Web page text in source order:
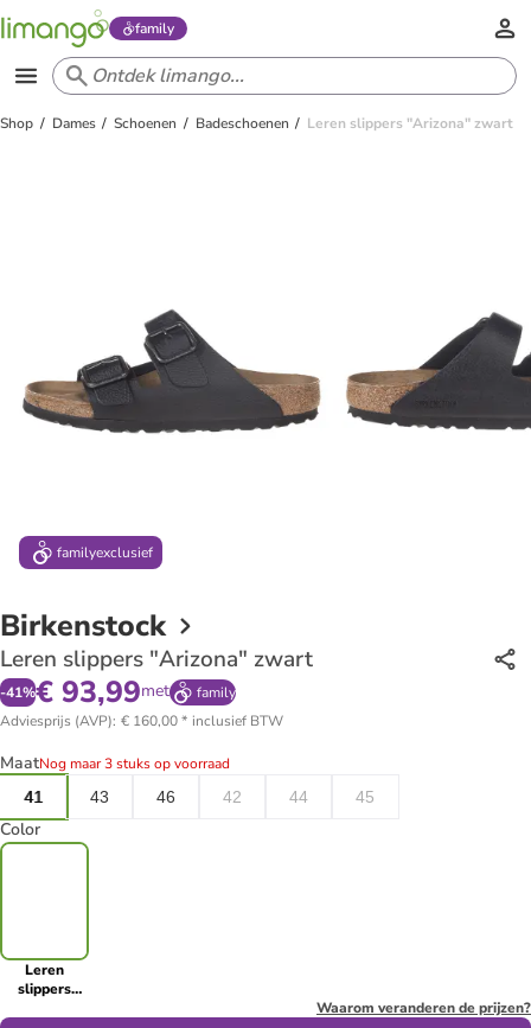
family
Shop Dames Schoenen Badeschoenen Leren slippers "Arizona" zwart
familyexclusief
Birkenstock
Leren slippers "Arizona" zwart
-41%€ 93,99met
family
Adviesprijs (AVP): € 160,00* inclusief BTW
MaatNog maar 3 stuks op voorraad
41
43 46 42 44 45
Color
Leren
slippers
Waarom veranderen de prijzen?